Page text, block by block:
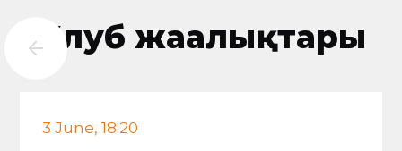
Клуб жаңалықтары
3 June, 18:20